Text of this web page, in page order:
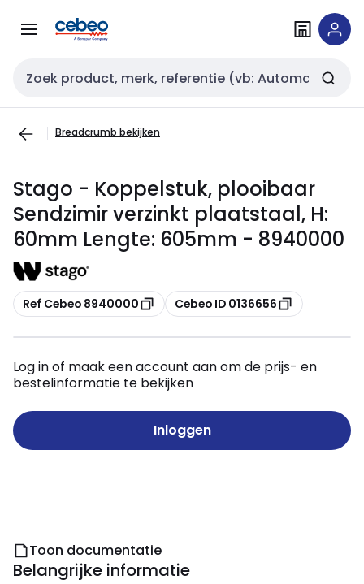
naar
naar
Zoekveld invoer
Breadcrumb bekijken
Stago - Koppelstuk, plooibaar
Sendzimir verzinkt plaatstaal, H:
60mm Lengte: 605mm - 8940000
Kopiëren
Ref Cebeo 8940000 Kopiëren
Cebeo ID 0136656
Log in of maak een account aan om de prijs- en
bestelinformatie te bekijken
Inloggen
Toon documentatie
Belangrijke informatie